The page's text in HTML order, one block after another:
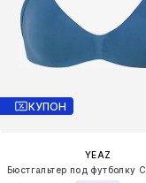
КУПОН
YEAZ